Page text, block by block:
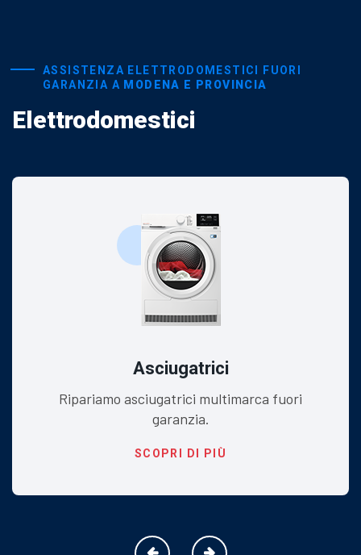
ASSISTENZA ELETTRODOMESTICI FUORI
GARANZIA A MODENA E PROVINCIA
Elettrodomestici
Asciugatrici
Ripariamo asciugatrici multimarca fuori
garanzia.
SCOPRI DI PIÙ